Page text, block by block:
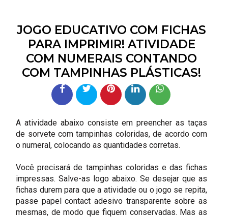
JOGO EDUCATIVO COM FICHAS
PARA IMPRIMIR! ATIVIDADE
COM NUMERAIS CONTANDO
COM TAMPINHAS PLÁSTICAS!
A atividade abaixo consiste em preencher as taças
de sorvete com tampinhas coloridas, de acordo com
o numeral, colocando as quantidades corretas.
Você precisará de tampinhas coloridas e das fichas
impressas. Salve-as logo abaixo. Se desejar que as
fichas durem para que a atividade ou o jogo se repita,
passe papel contact adesivo transparente sobre as
mesmas, de modo que fiquem conservadas. Mas as